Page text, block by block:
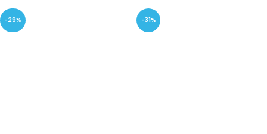
-29% -31%